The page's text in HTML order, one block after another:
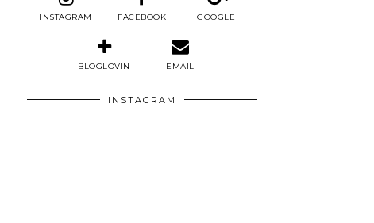
INSTAGRAM FACEBOOK GOOGLE+
BLOGLOVIN EMAIL
INSTAGRAM